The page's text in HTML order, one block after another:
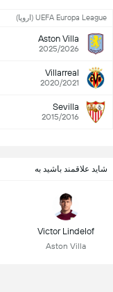
UEFA Europa League (اروپا)
Aston Villa
2025/2026
Villarreal
2020/2021
Sevilla
2015/2016
شاید علاقمند باشید به
Victor Lindelof
Aston Villa